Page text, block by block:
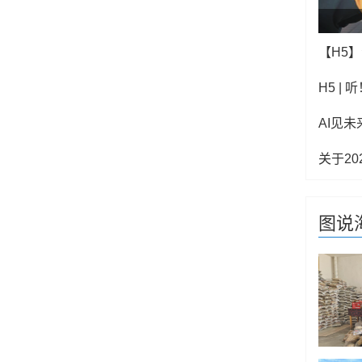
H5 |
AI见未
关于
图说